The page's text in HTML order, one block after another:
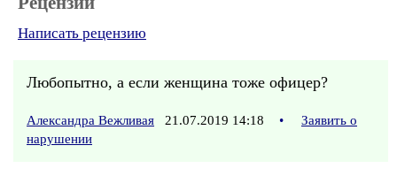
Написать рецензию
Любопытно, а если женщина тоже офицер?
Александра Вежливая 21.07.2019 14:18 •
Заявить о
нарушении